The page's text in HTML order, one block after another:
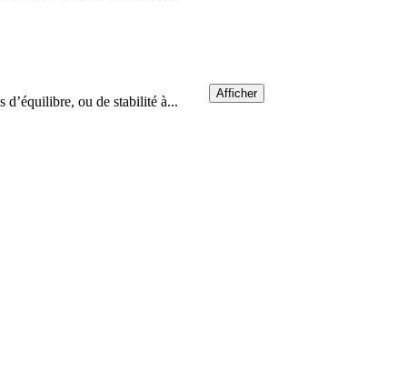
d’équilibre, ou de stabilité à...
Afficher